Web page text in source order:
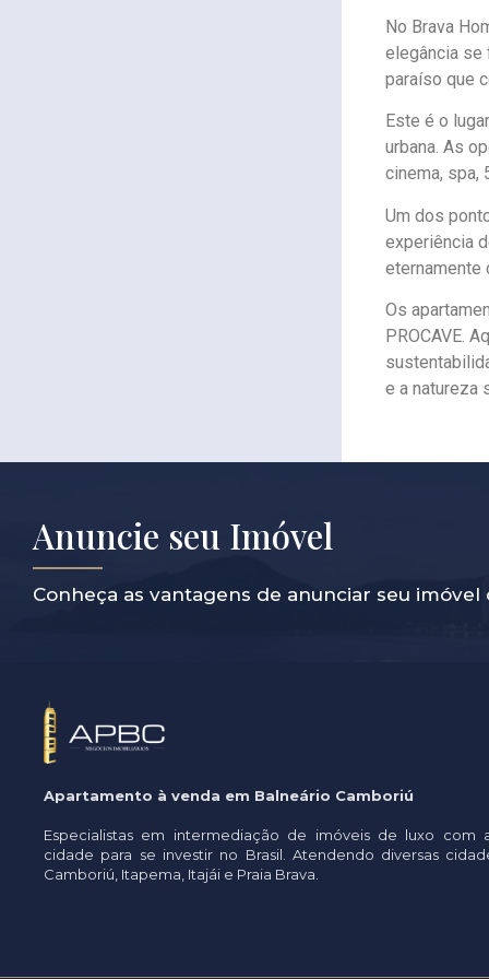
No Brava
elegância se
paraíso que
Este é o
urbana. As
cinema, spa,
Um dos
experiência
eternamente
Os
PROCAVE.
e a natureza
Anuncie seu Imóvel
Conheça as vantagens de anunciar seu imóvel
Apartamento à venda em Balneário Camboriú
Especialistas em intermediação de imóveis de luxo com
cidade para se investir no Brasil. Atendendo diversas
Camboriú, Itapema, Itajái e Praia Brava.